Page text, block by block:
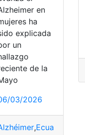
,desinflamar
en
ha
explicada
un
de la
03/2026
,Ecuador